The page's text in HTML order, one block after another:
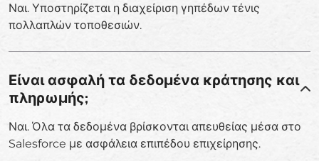
Ναι. Υποστηρίζεται η διαχείριση γηπέδων τένις
πολλαπλών τοποθεσιών.
Είναι ασφαλή τα δεδομένα κράτησης και
πληρωμής;
Ναι. Όλα τα δεδομένα βρίσκονται απευθείας μέσα στο
Salesforce με ασφάλεια επιπέδου επιχείρησης.